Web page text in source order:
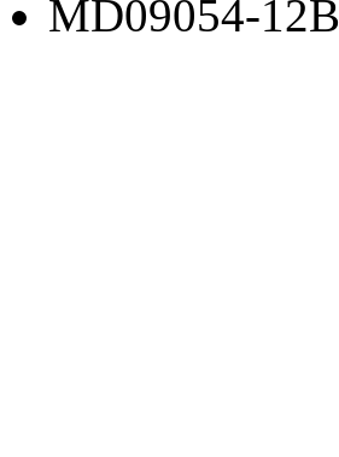
MD09054-12B